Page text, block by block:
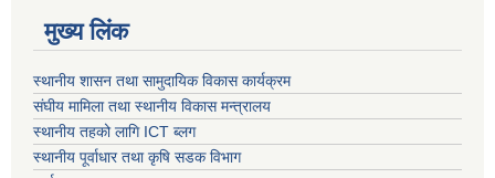
मुख्य लिंक
स्थानीय शासन तथा सामुदायिक विकास कार्यक्रम
संघीय मामिला तथा स्थानीय विकास मन्त्रालय
स्थानीय तहको लागि ICT ब्लग
स्थानीय पूर्वाधार तथा कृषि सडक विभाग